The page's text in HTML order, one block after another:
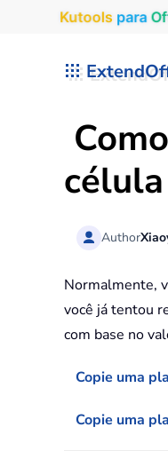
Kutools para
Author
Normalmente,
você já tentou
com base no
Copie uma
Copie uma